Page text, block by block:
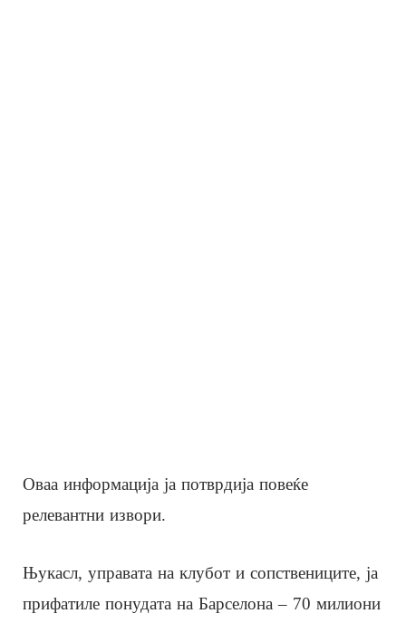
Оваа информација ја потврдија повеќе
релевантни извори.
Њукасл, управата на клубот и сопствениците, ја
прифатиле понудата на Барселона – 70 милиони